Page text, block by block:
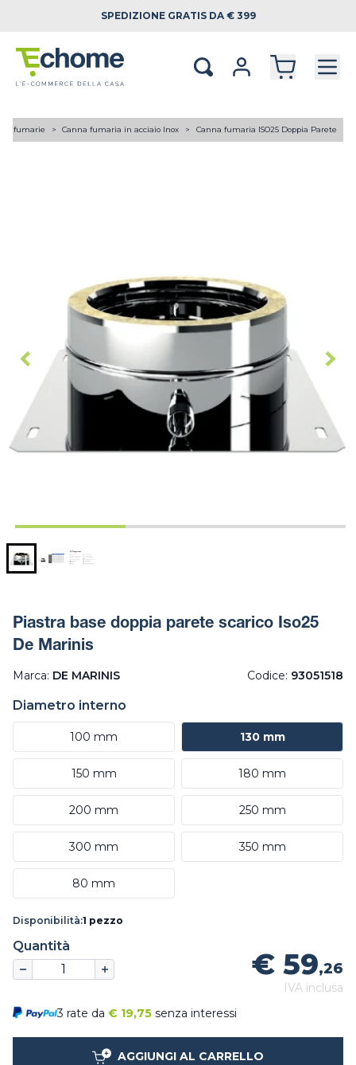
SPEDIZIONE GRATIS DA € 399
fumarie Canna fumaria in acciaio Inox Canna fumaria ISO25 Doppia Parete
Piastra base doppia parete scarico Iso25
De Marinis
Marca: DE MARINIS Codice: 93051518
Diametro interno
100 mm 130 mm
150 mm 180 mm
200 mm 250 mm
300 mm 350 mm
80 mm
Disponibilità:1 pezzo
Quantità
€ 59,26
IVA inclusa
3 rate da € 19,75 senza interessi
AGGIUNGI AL CARRELLO